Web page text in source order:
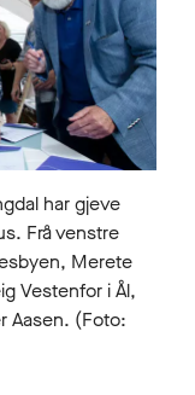
har gjeve
Frå venstre
Merete
Vestenfor i Ål,
Aasen. (Foto: